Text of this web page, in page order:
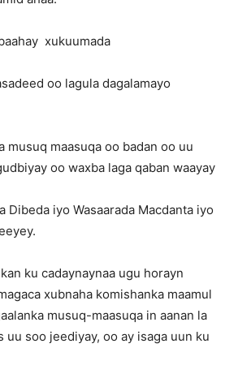
xukuumada
oo lagula dagalamayo
musuq maasuqa oo badan oo uu
oo waxba laga qaban waayay
Dibeda iyo Wasaarada Macdanta iyo
ku cadaynaynaa ugu horayn
xubnaha komishanka maamul
musuq-maasuqa in aanan la
uu soo jeediyay, oo ay isaga uun ku